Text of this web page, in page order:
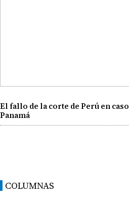
El fallo de la corte de Perú en
Panamá
COLUMNAS